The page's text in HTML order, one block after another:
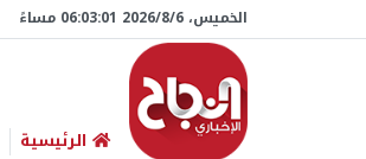
الخميس، 6/‏8/‏2026 06:03:03 مساءً
الرئيسية